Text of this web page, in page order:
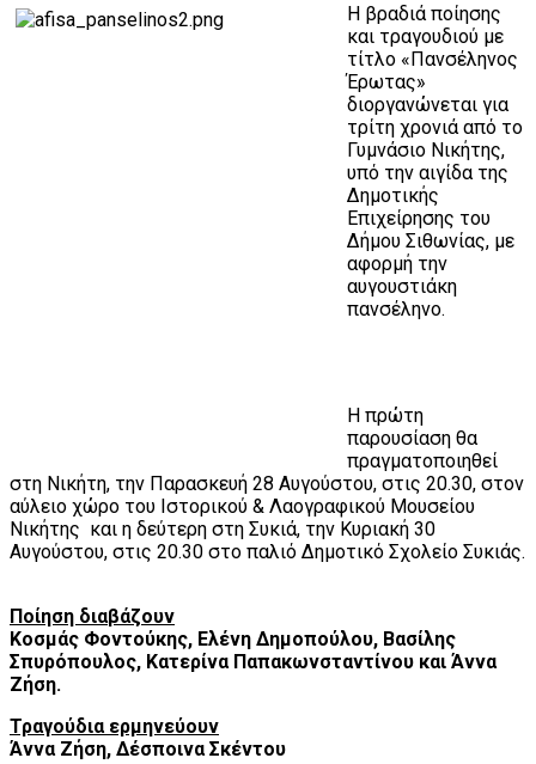
Η βραδιά ποίησης
και τραγουδιού με
τίτλο «Πανσέληνος
Έρωτας»
διοργανώνεται για
τρίτη χρονιά από το
Γυμνάσιο Νικήτης,
υπό την αιγίδα της
Δημοτικής
Επιχείρησης του
Δήμου Σιθωνίας, με
αφορμή την
αυγουστιάκη
πανσέληνο.
Η πρώτη
παρουσίαση θα
πραγματοποιηθεί
στη Νικήτη, την Παρασκευή 28 Αυγούστου, στις 20.30, στον
αύλειο χώρο του Ιστορικού & Λαογραφικού Μουσείου
Νικήτης και η δεύτερη στη Συκιά, την Κυριακή 30
Αυγούστου, στις 20.30 στο παλιό Δημοτικό Σχολείο Συκιάς.
Ποίηση διαβάζουν
Κοσμάς Φοντούκης, Ελένη Δημοπούλου, Βασίλης
Σπυρόπουλος, Κατερίνα Παπακωνσταντίνου και Άννα
Ζήση.
Τραγούδια ερμηνεύουν
Άννα Ζήση, Δέσποινα Σκέντου